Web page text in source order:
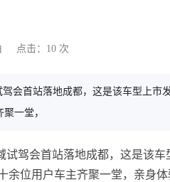
点击：10 次
会首站落地成都，这是该车型上市
一堂，
驾会首站落地成都，这是该
位用户车主齐聚一堂，亲身体